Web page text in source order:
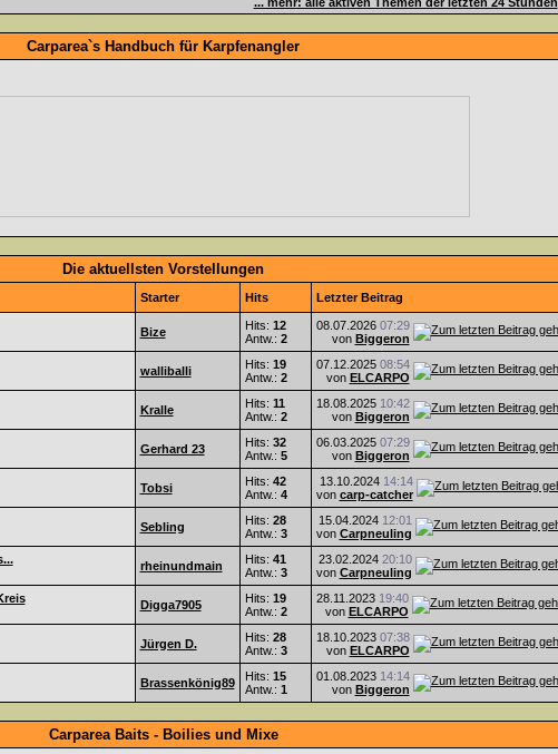
Carparea`s Handbuch für Karpfenangler
Die aktuellsten Vorstellungen
Starter Hits Letzter Beitrag
Bize Hits: 12
Antw.: 2
08.07.2026 07:29
von Biggeron
walliballi Hits: 19
Antw.: 2
07.12.2025 08:54
von ELCARPO
Kralle Hits: 11
Antw.: 2
18.08.2025 10:42
von Biggeron
Gerhard 23 Hits: 32
Antw.: 5
06.03.2025 07:29
von Biggeron
Tobsi Hits: 42
Antw.: 4
13.10.2024 14:14
von carp-catcher
Sebling Hits: 28
Antw.: 3
15.04.2024 12:01
von Carpneuling
rheinundmain Hits: 41
Antw.: 3
23.02.2024 20:10
von Carpneuling
Digga7905 Hits: 19
Antw.: 2
28.11.2023 19:40
von ELCARPO
Jürgen D. Hits: 28
Antw.: 3
18.10.2023 07:38
von ELCARPO
Brassenkönig89 Hits: 15
Antw.: 1
01.08.2023 14:14
von Biggeron
Carparea Baits - Boilies und Mixe